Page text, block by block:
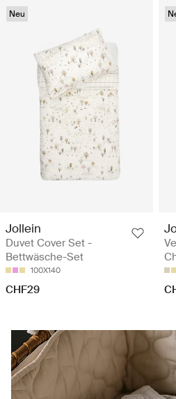
Neu
Jollein
Duvet Cover Set -
Bettwäsche-Set
100X140
CHF29